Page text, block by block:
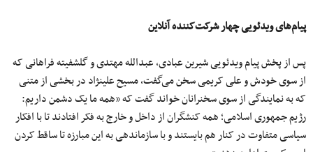
پیام‌های ویدئویی چهار شرکت‌کننده آنلاین
پس از پخش پیام ویدئویی شیرین عبادی، عبدالله مهتدی و گلشفیته فراهانی که
از سوی خودش و علی کریمی سخن می‌گفت، مسیح علینژاد در بخشی از متنی
که به نمایندگی از سوی سخنرانان خواند گفت که «همه ما یک دشمن داریم:
رژیم جمهوری اسلامی؛ همه کنشگران از داخل و خارج به فکر افتادند تا با افکار
سیاسی متفاوت در کنار هم بایستند و با سازماندهی به این مبارزه تا ساقط کردن